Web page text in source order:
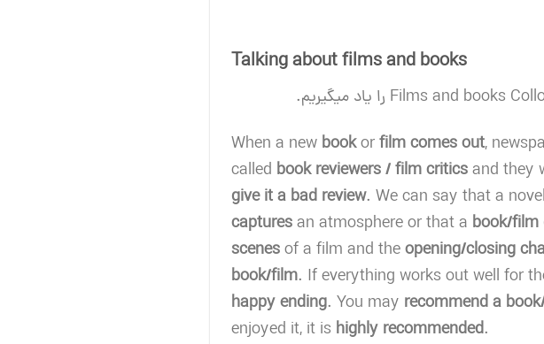
Talking about films and books
When a new bookorfilmcomes out,
called book reviewers / film criticsand they
give it a bad review. We can say that a
capturesan atmosphere or that a book/film
scenesof a film and theopening/closing
book/film. If everything works out well for
happy ending. You may recommend a
enjoyed it, it is highly recommended.